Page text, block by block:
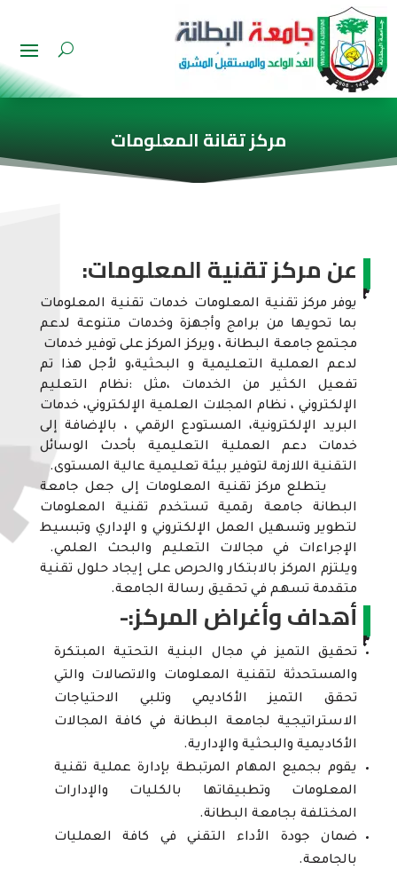
مركز تقانة المعلومات
عن مركز تقنية المعلومات:
يوفر مركز تقنية المعلومات خدمات تقنية المعلومات
بما تحويها من برامج وأجهزة وخدمات متنوعة لدعم
مجتمع جامعة البطانة ، ويركز المركز على توفير خدمات
لدعم العملية التعليمية و البحثية،و لأجل هذا تم
تفعيل الكثير من الخدمات ،مثل :نظام التعليم
الإلكتروني ، نظام المجلات العلمية الإلكتروني، خدمات
البريد الإلكترونية، المستودع الرقمي ، بالإضافة إلى
خدمات دعم العملية التعليمية بأحدث الوسائل
التقنية اللازمة لتوفير بيئة تعليمية عالية المستوى.
يتطلع مركز تقنية المعلومات إلى جعل جامعة
البطانة جامعة رقمية تستخدم تقنية المعلومات
لتطوير وتسهيل العمل الإلكتروني و الإداري وتبسيط
الإجراءات في مجالات التعليم والبحث العلمي.
ويلتزم المركز بالابتكار والحرص على إيجاد حلول تقنية
متقدمة تسهم في تحقيق رسالة الجامعة.
أهداف وأغراض المركز:-
تحقيق التميز في مجال البنية التحتية المبتكرة
والمستحدثة لتقنية المعلومات والاتصالات والتي
تحقق التميز الأكاديمي وتلبي الاحتياجات
الاستراتيجية لجامعة البطانة في كافة المجالات
الأكاديمية والبحثية والإدارية.
يقوم بجميع المهام المرتبطة بإدارة عملية تقنية
المعلومات وتطبيقاتها بالكليات والإدارات
المختلفة بجامعة البطانة.
ضمان جودة الأداء التقني في كافة العمليات
بالجامعة.